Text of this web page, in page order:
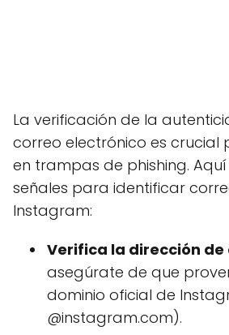
La verificación de la
correo electrónico es crucial
en trampas de phishing.
señales para identificar
Instagram:
Verifica la dirección de
asegúrate de que
dominio oficial de
@instagram.com).